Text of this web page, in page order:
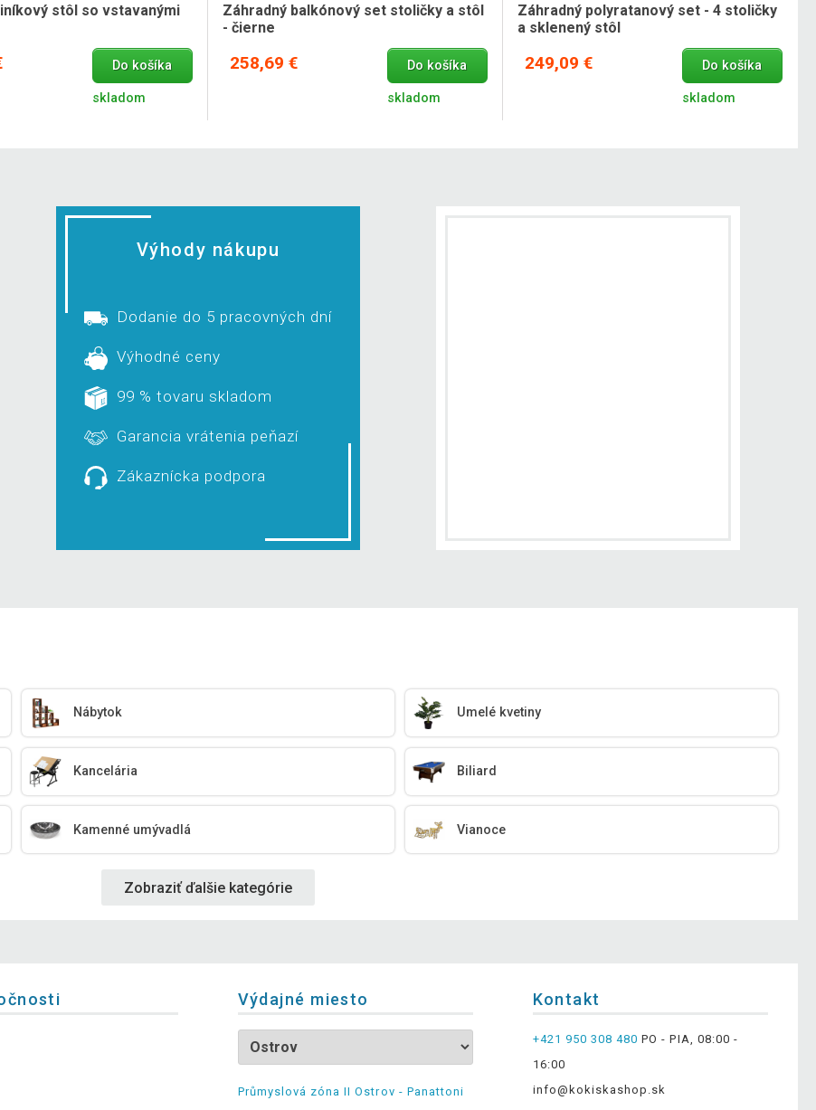
stôl so vstavanými
Do košíka
skladom
Záhradný balkónový set stoličky a stôl
- čierne
258,69 € Do košíka
skladom
Záhradný polyratanový set - 4 stoličky
a sklenený stôl
249,09 € Do košíka
skladom
Výhody nákupu
Dodanie do 5 pracovných dní
Výhodné ceny
99 % tovaru skladom
Garancia vrátenia peňazí
Zákaznícka podpora
Nábytok Umelé kvetiny
Kancelária Biliard
Kamenné umývadlá Vianoce
Zobraziť ďalšie kategórie
Výdajné miesto
Průmyslová zóna II Ostrov - Panattoni
Kontakt
+421 950 308 480 PO - PIA, 08:00 -
16:00
info@kokiskashop.sk